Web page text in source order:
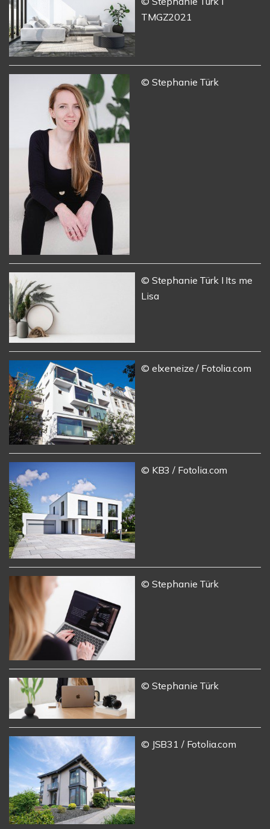
TMGZ2021
© Stephanie Türk
© Stephanie Türk I Its me
Lisa
© elxeneize / Fotolia.com
© KB3 / Fotolia.com
© Stephanie Türk
© Stephanie Türk
© JSB31 / Fotolia.com